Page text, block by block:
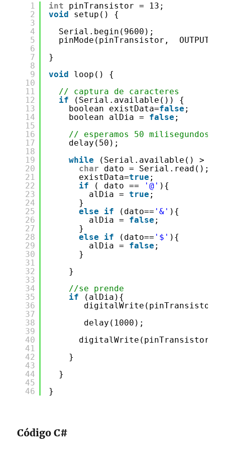
1
2
3
4
5
6
7
8
9
10
11
12
13
14
15
16
17
18
19
20
21
22
23
24
25
26
27
28
29
30
31
32
33
34
35
36
37
38
39
40
41
42
43
44
45
46
int
pinTransistor = 13;
void
setup() {
Serial.begin(9600);
pinMode(pinTransistor,  OUTPUT) ;
}
void
loop() {
// captura de caracteres
if
(Serial.available()) {
boolean existData=false ;
boolean alDia = false ;
// esperamos 50 milisegundos
delay(50);
while
(Serial.available() > 0)
char
dato = Serial.read();
existData=true ;
if
( dato == '@' ){
alDia = true ;
}
else
if (dato== '&' ){
alDia = false ;
}
else
if (dato== '$' ){
alDia = false ;
}
}
//se prende
if
(alDia){
digitalWrite(pinTransistor,
delay(1000);
digitalWrite(pinTransistor,
}
}
}
Código C#